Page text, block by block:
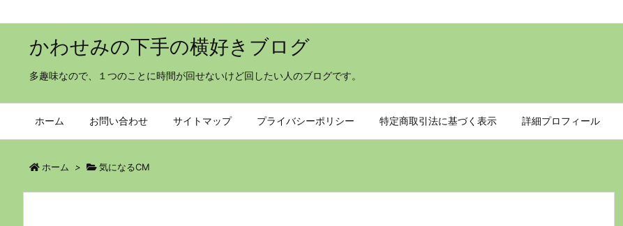
かわせみの下手の横好きブログ
多趣味なので、１つのことに時間が回せないけど回したい人のブログです。
ホーム お問い合わせ サイトマップ プライバシーポリシー 特定商取引法に基づく表示 詳細プロフィール
ホーム > 気になるCM